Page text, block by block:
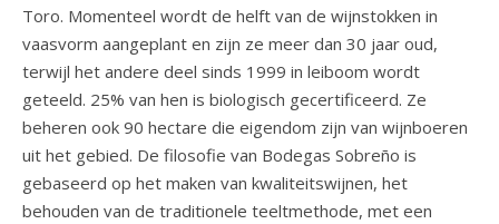
Toro. Momenteel wordt de helft van de wijnstokken in
vaasvorm aangeplant en zijn ze meer dan 30 jaar oud,
terwijl het andere deel sinds 1999 in leiboom wordt
geteeld. 25% van hen is biologisch gecertificeerd. Ze
beheren ook 90 hectare die eigendom zijn van wijnboeren
uit het gebied. De filosofie van Bodegas Sobreño is
gebaseerd op het maken van kwaliteitswijnen, het
behouden van de traditionele teeltmethode, met een